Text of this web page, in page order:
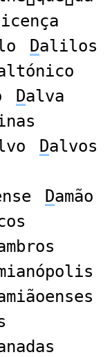
Dalilos
Dalva
Dalvos
Damão